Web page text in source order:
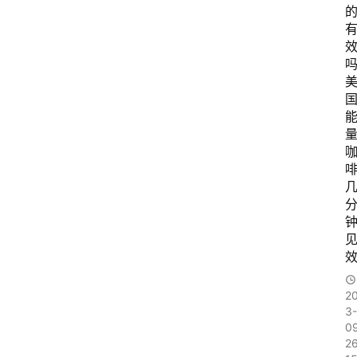
的
有
效
美
国
能
量
咖
啡
几
分
钟
见
效
3-